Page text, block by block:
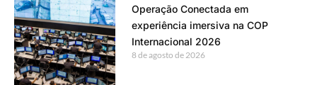
Operação Conectada em
experiência imersiva na COP
Internacional 2026
8 de agosto de 2026